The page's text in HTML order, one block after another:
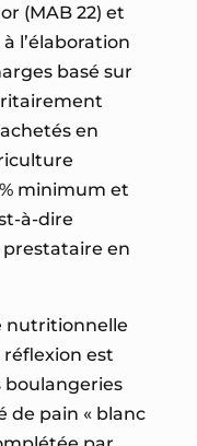
(MAB 22) et
l’élaboration
basé sur
en
minimum et
à-dire
prestataire en
nutritionnelle
est
boulangeries
de pain « blanc